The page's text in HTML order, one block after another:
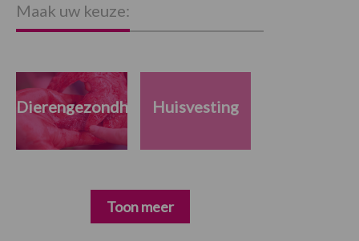
Maak uw keuze:
Dierengezondheid Huisvesting
Toon meer